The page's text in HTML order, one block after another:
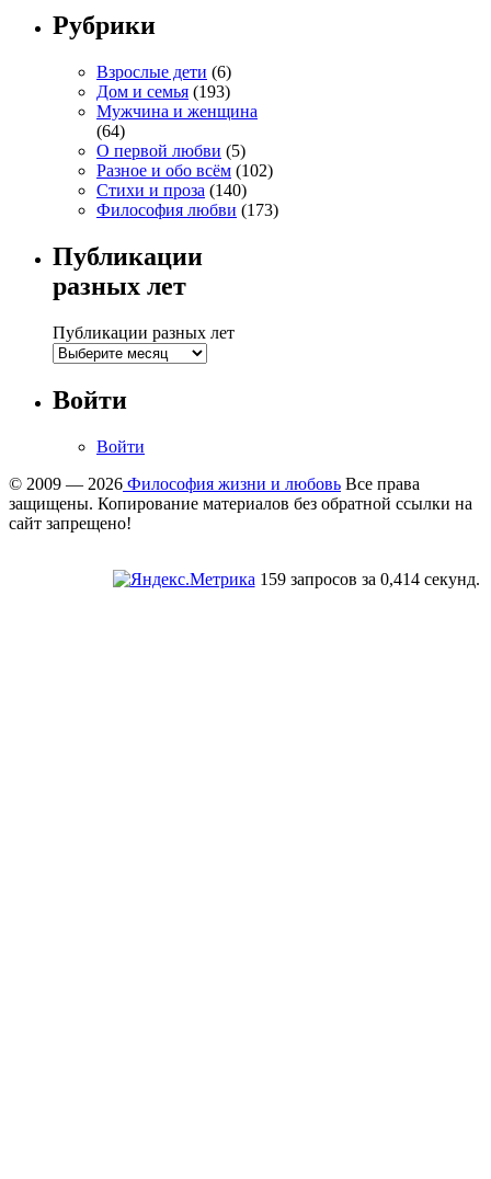
Рубрики
Взрослые дети (6)
Дом и семья (193)
Мужчина и женщина
(64)
О первой любви (5)
Разное и обо всём (102)
Стихи и проза (140)
Философия любви (173)
Публикации
разных лет
Публикации разных лет
Войти
Войти
© 2009 — 2026 Философия жизни и любовь Все права
защищены. Копирование материалов без обратной ссылки на
сайт запрещено!
159 запросов за 0,414 секунд.